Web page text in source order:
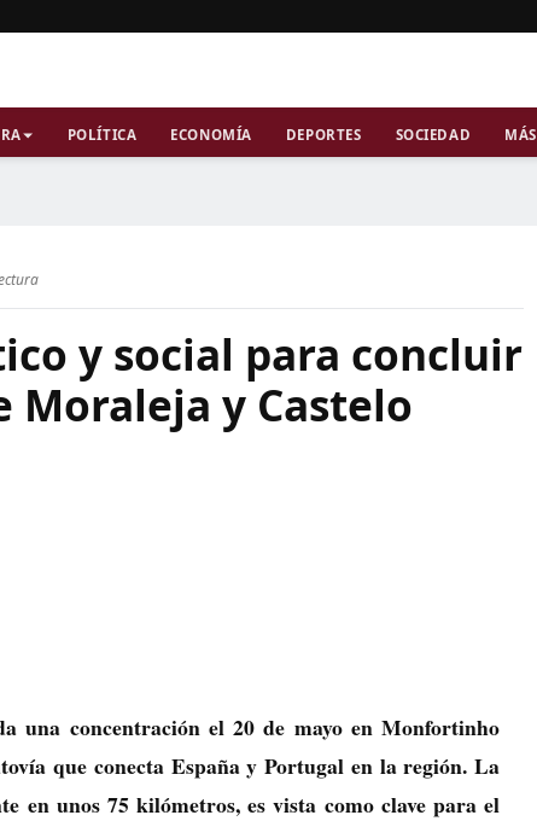
POLÍTICA ECONOMÍA DEPORTES SOCIEDAD MÁS
y social para concluir
Moraleja y Castelo
una concentración el 20 de mayo en Monfortinho
que conecta España y Portugal en la región. La
en unos 75 kilómetros, es vista como clave para el